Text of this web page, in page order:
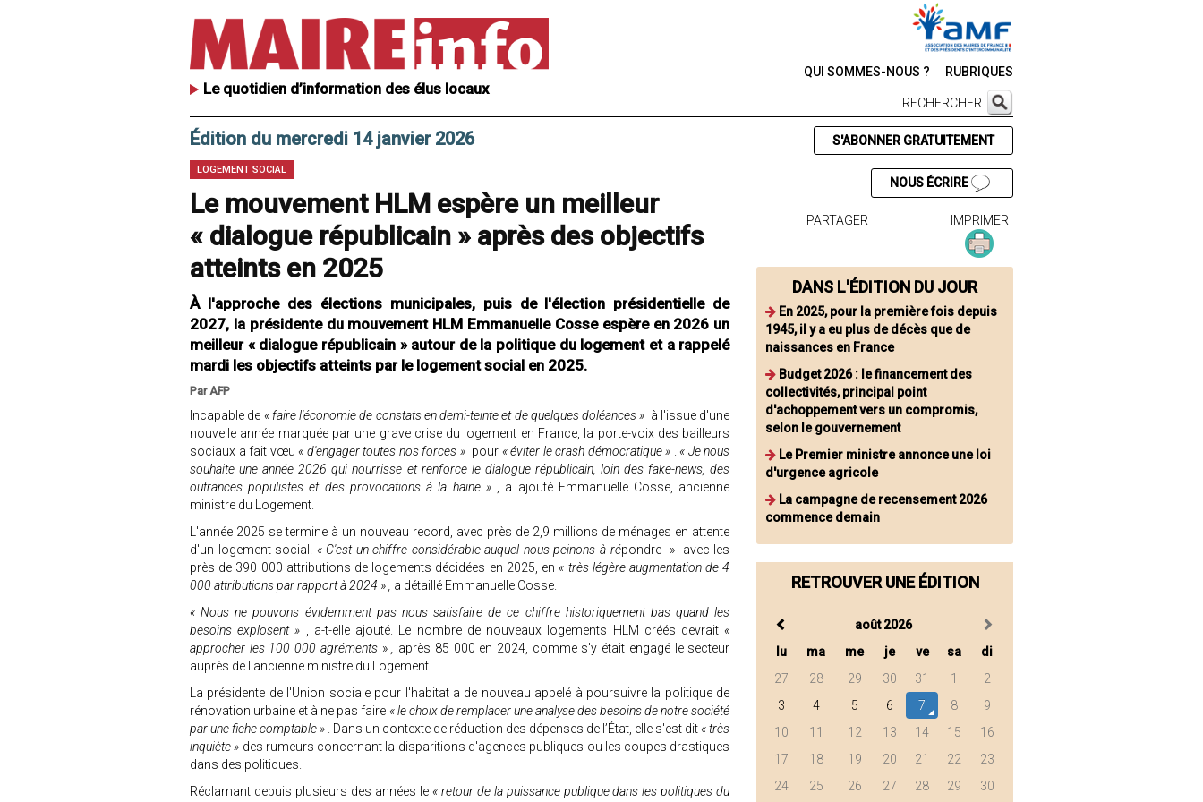
Le quotidien d’information des élus locaux
QUI SOMMES-NOUS ? RUBRIQUES
RECHERCHER
Édition du mercredi 14 janvier 2026
LOGEMENT SOCIAL
Le mouvement HLM espère un meilleur
« dialogue républicain » après des objectifs
atteints en 2025
À l'approche des élections municipales, puis de l'élection présidentielle de
2027, la présidente du mouvement HLM Emmanuelle Cosse espère en 2026 un
meilleur « dialogue républicain » autour de la politique du logement et a rappelé
mardi les objectifs atteints par le logement social en 2025.
Par AFP
Incapable de « faire l'économie de constats en demi-teinte et de quelques doléances » à l'issue d'une
nouvelle année marquée par une grave crise du logement en France, la porte-voix des bailleurs
sociaux a fait vœu « d'engager toutes nos forces » pour « éviter le crash démocratique »
« Je nous
souhaite une année 2026 qui nourrisse et renforce le dialogue républicain, loin des fake-news, des
outrances populistes et des provocations à la haine »
, a ajouté Emmanuelle Cosse, ancienne
ministre du Logement.
L'année 2025 se termine à un nouveau record, avec près de 2,9 millions de ménages en attente
d'un logement social. « C'est un chiffre considérable auquel nous peinons à répondre »
avec les
près de 390 000 attributions de logements décidées en 2025, en « très légère augmentation de 4
000 attributions par rapport à 2024 »
a détaillé Emmanuelle Cosse.
« Nous ne pouvons évidemment pas nous satisfaire de ce chiffre historiquement bas quand les
besoins explosent »
, a-t-elle ajouté. Le nombre de nouveaux logements HLM créés devrait «
approcher les 100 000 agréments »
après 85 000 en 2024, comme s'y était engagé le secteur
auprès de l'ancienne ministre du Logement.
La présidente de l'Union sociale pour l'habitat a de nouveau appelé à poursuivre la politique de
rénovation urbaine et à ne pas faire « le choix de remplacer une analyse des besoins de notre société
par une fiche comptable »
. Dans un contexte de réduction des dépenses de l’État, elle s'est dit « très
inquiète » des rumeurs concernant la disparitions d'agences publiques ou les coupes drastiques
dans des politiques.
Réclamant depuis plusieurs des années le « retour de la puissance publique dans les politiques du
S'ABONNER GRATUITEMENT
NOUS ÉCRIRE
PARTAGER IMPRIMER
DANS L'ÉDITION DU JOUR
En 2025, pour la première fois depuis
1945, il y a eu plus de décès que de
naissances en France
Budget 2026 : le financement des
collectivités, principal point
d'achoppement vers un compromis,
selon le gouvernement
Le Premier ministre annonce une loi
d'urgence agricole
La campagne de recensement 2026
commence demain
RETROUVER UNE ÉDITION
août 2026
lu
ma me je ve sa
di
27
28 29 30 31 1
2
3
4 5 6 7 8
9
10
11 12 13 14 15
16
17
18 19 20 21 22
23
24
25 26 27 28 29 30